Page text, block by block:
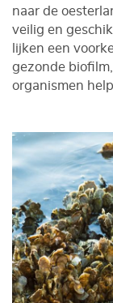
naar de
veilig en
lijken een
gezonde
organismen